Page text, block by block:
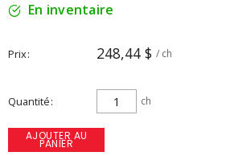
En inventaire
Prix 248,44 $ / ch
Quantité ch
AJOUTER AU
PANIER